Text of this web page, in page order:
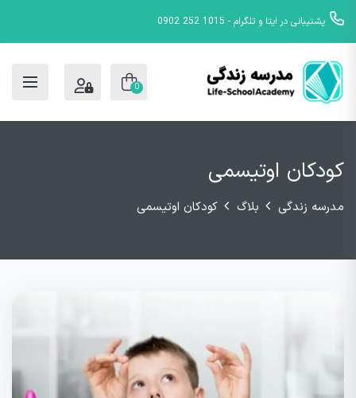
پشتیبانی در ایتا و تلگرام - 1015 252 0902
0
کودکان اوتیسمی
مدرسه زندگی بلاگ کودکان اوتیسمی